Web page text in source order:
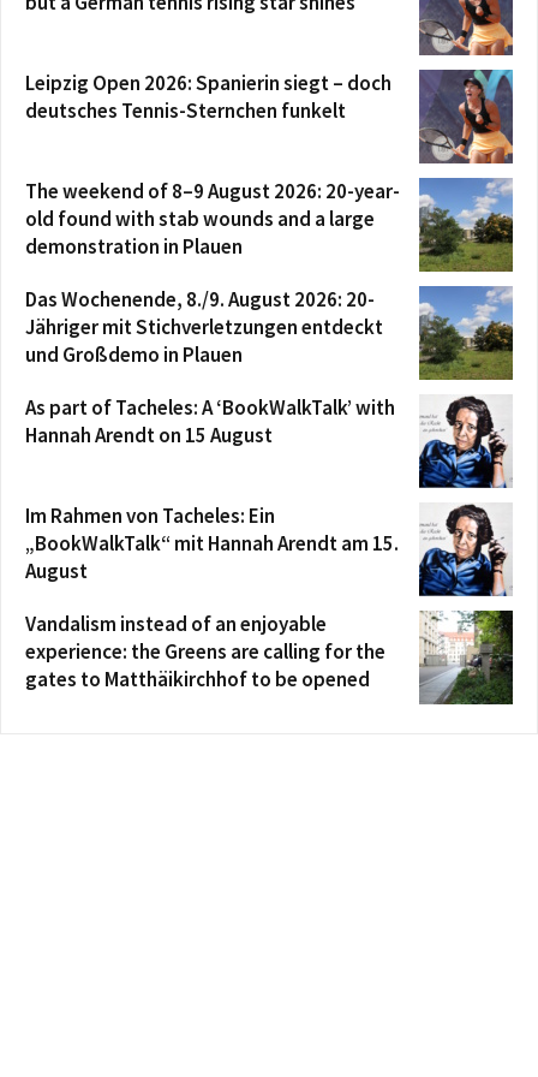
Leipzig Open 2026: Spanierin siegt – doch
deutsches Tennis-Sternchen funkelt
The weekend of 8–9 August 2026: 20-year-
old found with stab wounds and a large
demonstration in Plauen
Das Wochenende, 8./9. August 2026: 20-
Jähriger mit Stichverletzungen entdeckt
und Großdemo in Plauen
As part of Tacheles: A ‘BookWalkTalk’ with
Hannah Arendt on 15 August
Im Rahmen von Tacheles: Ein
„BookWalkTalk“ mit Hannah Arendt am 15.
August
Vandalism instead of an enjoyable
experience: the Greens are calling for the
gates to Matthäikirchhof to be opened